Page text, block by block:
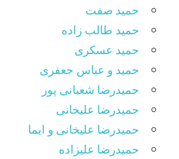
حمید صفت
حمید طالب زاده
حمید عسکری
حمید و عباس جعفری
حمیدرضا شعبانی پور
حمیدرضا علیخانی
حمیدرضا علیخانی و ایما
حمیدرضا علیزاده